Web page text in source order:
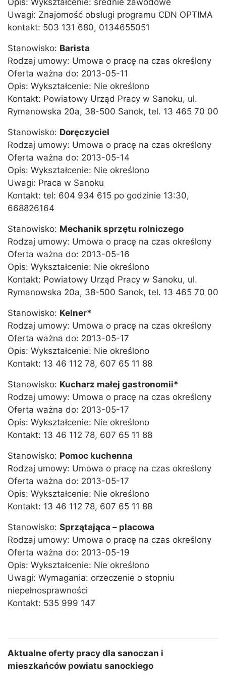
Opis: Wykształcenie: średnie zawodowe
Uwagi: Znajomość obsługi programu CDN OPTIMA
kontakt: 503 131 680, 0134655051
Stanowisko: Barista
Rodzaj umowy: Umowa o pracę na czas określony
Oferta ważna do: 2013-05-11
Opis: Wykształcenie: Nie określono
Kontakt: Powiatowy Urząd Pracy w Sanoku, ul.
Rymanowska 20a, 38-500 Sanok, tel. 13 465 70 00
Stanowisko: Doręczyciel
Rodzaj umowy: Umowa o pracę na czas określony
Oferta ważna do: 2013-05-14
Opis: Wykształcenie: Nie określono
Uwagi: Praca w Sanoku
Kontakt: tel: 604 934 615 po godzinie 13:30,
668826164
Stanowisko: Mechanik sprzętu rolniczego
Rodzaj umowy: Umowa o pracę na czas określony
Oferta ważna do: 2013-05-16
Opis: Wykształcenie: Nie określono
Kontakt: Powiatowy Urząd Pracy w Sanoku, ul.
Rymanowska 20a, 38-500 Sanok, tel. 13 465 70 00
Stanowisko: Kelner*
Rodzaj umowy: Umowa o pracę na czas określony
Oferta ważna do: 2013-05-17
Opis: Wykształcenie: Nie określono
Kontakt: 13 46 112 78, 607 65 11 88
Stanowisko: Kucharz małej gastronomii*
Rodzaj umowy: Umowa o pracę na czas określony
Oferta ważna do: 2013-05-17
Opis: Wykształcenie: Nie określono
Kontakt: 13 46 112 78, 607 65 11 88
Stanowisko: Pomoc kuchenna
Rodzaj umowy: Umowa o pracę na czas określony
Oferta ważna do: 2013-05-17
Opis: Wykształcenie: Nie określono
Kontakt: 13 46 112 78, 607 65 11 88
Stanowisko: Sprzątająca – placowa
Rodzaj umowy: Umowa o pracę na czas określony
Oferta ważna do: 2013-05-19
Opis: Wykształcenie: Nie określono
Uwagi: Wymagania: orzeczenie o stopniu
niepełnosprawności
Kontakt: 535 999 147
Aktualne oferty pracy dla sanoczan i
mieszkańców powiatu sanockiego